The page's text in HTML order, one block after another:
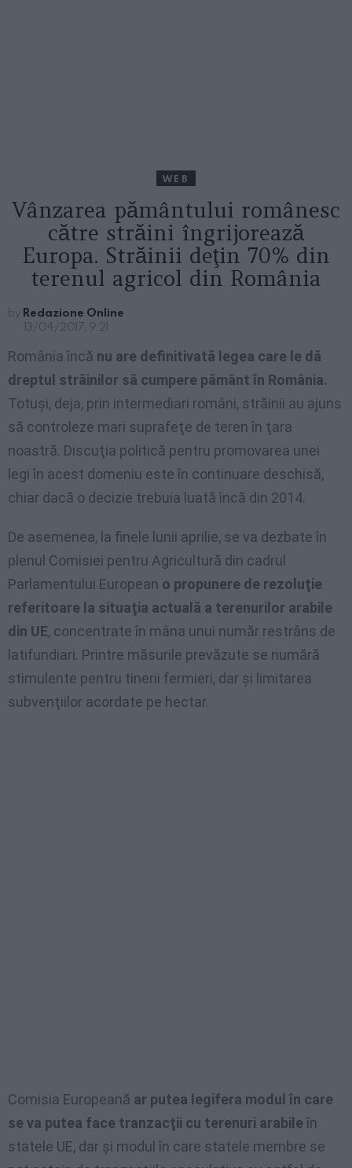
WEB
Vânzarea pământului românesc
către străini îngrijorează
Europa. Străinii deţin 70% din
terenul agricol din România
by Redazione Online
13/04/2017, 9:21
România încă nu are definitivată legea care le dă
dreptul străinilor să cumpere pământ în România.
Totuşi, deja, prin intermediari români, străinii au ajuns
să controleze mari suprafeţe de teren în ţara
noastră. Discuţia politică pentru promovarea unei
legi în acest domeniu este în continuare deschisă,
chiar dacă o decizie trebuia luată încă din 2014.
De asemenea, la finele lunii aprilie, se va dezbate în
plenul Comisiei pentru Agricultură din cadrul
Parlamentului European o propunere de rezoluţie
referitoare la situaţia actuală a terenurilor arabile
din UE, concentrate în mâna unui număr restrâns de
latifundiari. Printre măsurile prevăzute se numără
stimulente pentru tinerii fermieri, dar şi limitarea
subvenţiilor acordate pe hectar.
Comisia Europeană ar putea legifera modul în care
se va putea face tranzacţii cu terenuri arabile în
statele UE, dar şi modul în care statele membre se